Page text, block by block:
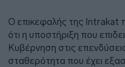
Ο επικεφαλής της Intrakat
ότι η υποστήριξη που
Κυβέρνηση στις επενδύσεις
σταθερότητα που έχει